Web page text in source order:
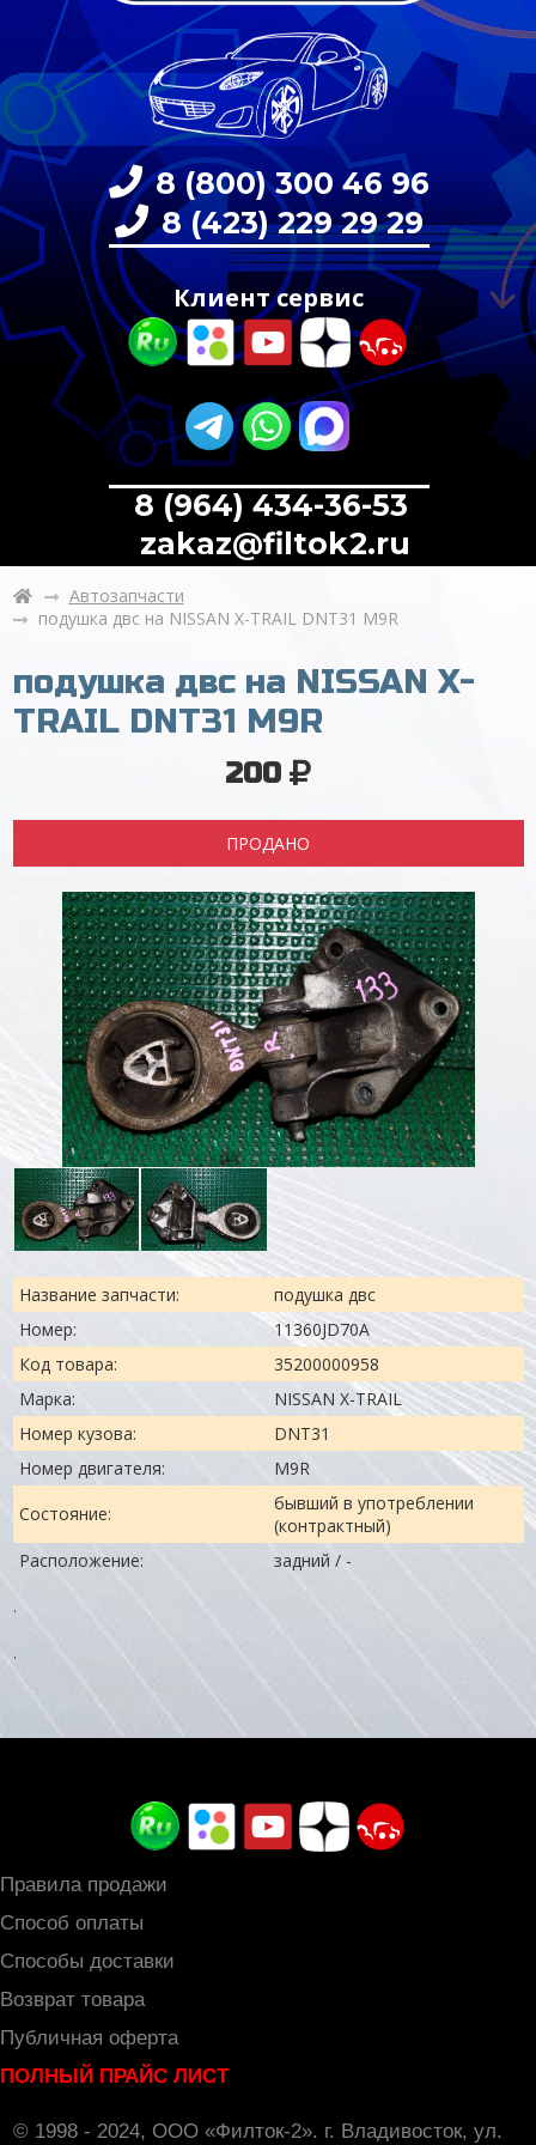
8 (800) 300 46 96
8 (423) 229 29 29
Клиент сервис
8 (964) 434-36-53
zakaz@filtok2.ru
Автозапчасти
подушка двс на NISSAN X-TRAIL DNT31 M9R
подушка двс на NISSAN X-
TRAIL DNT31 M9R
200
ПРОДАНО
Название запчасти:
подушка двс
Номер:
11360JD70A
Код товара:
35200000958
Марка:
NISSAN X-TRAIL
Номер кузова:
DNT31
Номер двигателя:
M9R
Состояние:
бывший в употреблении
(контрактный)
Расположение:
задний / -
.
.
Правила продажи
Способ оплаты
Способы доставки
Возврат товара
Публичная оферта
ПОЛНЫЙ ПРАЙС ЛИСТ
© 1998 - 2024, ООО «Филток-2». г. Владивосток, ул.